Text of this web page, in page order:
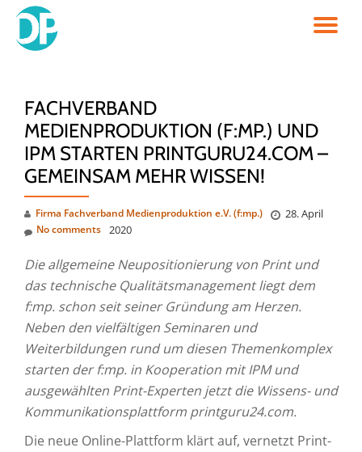
Skip
FACHVERBAND
MEDIENPRODUKTION (F:MP.) UND
IPM STARTEN PRINTGURU24.COM –
GEMEINSAM MEHR WISSEN!
Firma Fachverband Medienproduktion e.V. (f:mp.)
28. April
2020
No comments
Die allgemeine Neupositionierung von Print und
das technische Qualitätsmanagement liegt dem
f:mp. schon seit seiner Gründung am Herzen.
Neben den vielfältigen Seminaren und
Weiterbildungen rund um diesen Themenkomplex
starten der f:mp. in Kooperation mit IPM und
ausgewählten Print-Experten jetzt die Wissens- und
Kommunikationsplattform printguru24.com.
Die neue Online-Plattform klärt auf, vernetzt Print-